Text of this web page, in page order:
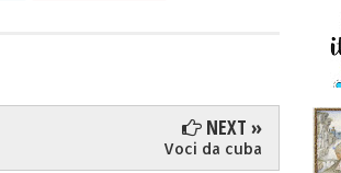
NEXT »
Voci da cuba